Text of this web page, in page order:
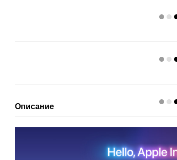
Описание